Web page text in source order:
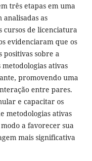
três etapas em uma
as
cursos de licenciatura
evidenciaram que os
positivas sobre a
ativas
promovendo uma
entre pares.
e capacitar os
metodologias ativas
a favorecer sua
mais significativa